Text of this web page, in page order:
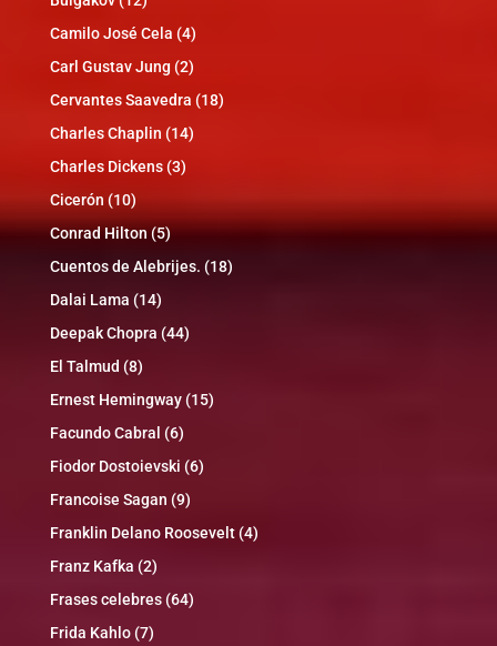
Camilo José Cela (4)
Carl Gustav Jung (2)
Cervantes Saavedra (18)
Charles Chaplin (14)
Charles Dickens(3)
Cicerón (10)
Conrad Hilton(5)
Cuentos de Alebrijes. (18)
Dalai Lama (14)
Deepak Chopra (44)
El Talmud (8)
Ernest Hemingway(15)
Facundo Cabral (6)
Fiodor Dostoievski (6)
Francoise Sagan (9)
Franklin Delano Roosevelt(4)
Franz Kafka (2)
Frases celebres(64)
Frida Kahlo(7)